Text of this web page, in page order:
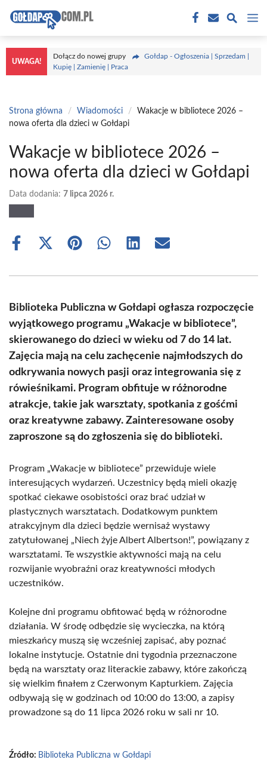
treści
UWAGA!
Dołącz do nowej grupy
Gołdap - Ogłoszenia | Sprzedam |
Kupię | Zamienię | Praca
Strona główna / Wiadomości /
Wakacje w bibliotece 2026 –
nowa oferta dla dzieci w Gołdapi
Wakacje w bibliotece 2026 –
nowa oferta dla dzieci w Gołdapi
Data dodania: 7 lipca 2026 r.
Share
Share
(Twitter)
Share Share Share Share
Biblioteka Publiczna w Gołdapi ogłasza rozpoczęcie
wyjątkowego programu „Wakacje w bibliotece”,
skierowanego do dzieci w wieku od 7 do 14 lat.
Zajęcia mają na celu zachęcenie najmłodszych do
odkrywania nowych pasji oraz integrowania się z
rówieśnikami. Program obfituje w różnorodne
atrakcje, takie jak warsztaty, spotkania z gośćmi
oraz kreatywne zabawy. Zainteresowane osoby
zaproszone są do zgłoszenia się do biblioteki.
Program „Wakacje w bibliotece” przewiduje wiele
interesujących wydarzeń. Uczestnicy będą mieli okazję
spotkać ciekawe osobistości oraz brać udział w
plastycznych warsztatach. Dodatkowym punktem
atrakcyjnym dla dzieci będzie wernisaż wystawy
zatytułowanej „Niech żyje Albert Albertson!”, powiązany z
warsztatami. Te wszystkie aktywności mają na celu
rozwijanie wyobraźni oraz kreatywności młodych
uczestników.
Kolejne dni programu obfitować będą w różnorodne
działania. W środę odbędzie się wycieczka, na którą
mieszkańcy muszą się wcześniej zapisać, aby poznać
lokalne instytucje. Ostatnie dni tygodnia przeznaczone
będą na warsztaty oraz literackie zabawy, które zakończą
się wielkim finałem z Czerwonym Kapturkiem. Zajęcia
odbywają się w godzinach od 10:00 do 13:00, a zapisy
prowadzone są do 11 lipca 2026 roku w sali nr 10.
Źródło: Biblioteka Publiczna w Gołdapi